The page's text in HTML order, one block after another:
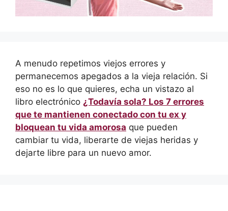
A menudo repetimos viejos errores y
permanecemos apegados a la vieja relación. Si
eso no es lo que quieres, echa un vistazo al
libro electrónico ¿Todavía sola? Los 7 errores
que te mantienen conectado con tu ex y
bloquean tu vida amorosa que pueden
cambiar tu vida, liberarte de viejas heridas y
dejarte libre para un nuevo amor.